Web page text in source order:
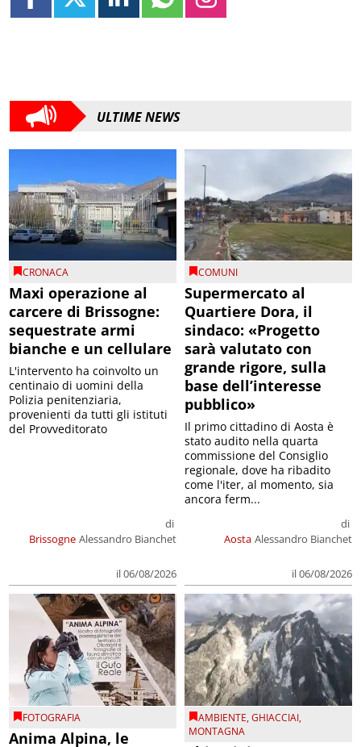
ULTIME NEWS
CRONACA
Maxi operazione al
carcere di Brissogne:
sequestrate armi
bianche e un cellulare
Brissogne
di
Alessandro Bianchet
il 06/08/2026
L'intervento ha coinvolto un
centinaio di uomini della
Polizia penitenziaria,
provenienti da tutti gli istituti
del Provveditorato
COMUNI
Supermercato al
Quartiere Dora, il
sindaco: «Progetto
sarà valutato con
grande rigore, sulla
base dell’interesse
pubblico»
Aosta
di
Alessandro Bianchet
il 06/08/2026
Il primo cittadino di Aosta è
stato audito nella quarta
commissione del Consiglio
regionale, dove ha ribadito
come l'iter, al momento, sia
ancora ferm...
FOTOGRAFIA
Anima Alpina, le
AMBIENTE,GHIACCIAI,
MONTAGNA